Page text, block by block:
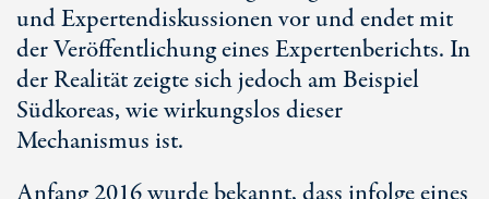
und Expertendiskussionen vor und endet mit
der Veröffentlichung eines Expertenberichts. In
der Realität zeigte sich jedoch am Beispiel
Südkoreas, wie wirkungslos dieser
Mechanismus ist.